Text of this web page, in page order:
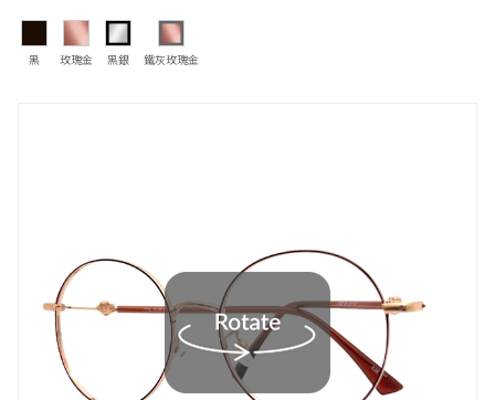
黑 玫瑰金 黑銀 鐵灰玫瑰金